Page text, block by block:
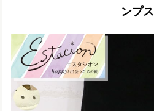
ンプス